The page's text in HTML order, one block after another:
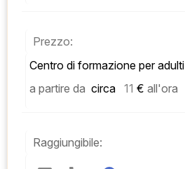
Prezzo:
Centro di formazione per adulti
a partire da circa 11 € all'ora
Raggiungibile: